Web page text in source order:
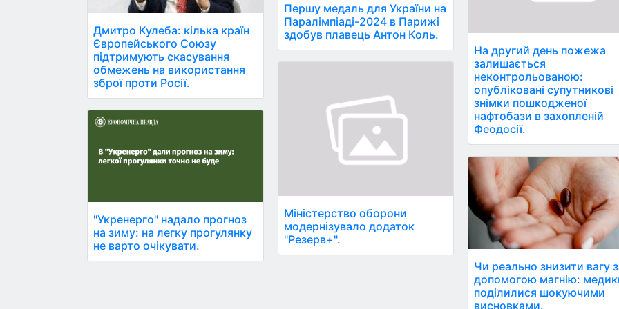
Дмитро Кулеба: кілька країн
Європейського Союзу
підтримують скасування
обмежень на використання
зброї проти Росії.
"Укренерго" надало прогноз
на зиму: на легку прогулянку
не варто очікувати.
Першу медаль для України на
Паралімпіаді-2024 в Парижі
здобув плавець Антон Коль.
Міністерство оборони
модернізувало додаток
"Резерв+".
На другий день пожежа
залишається
неконтрольованою:
опубліковані супутникові
знімки пошкодженої
нафтобази в захопленій
Феодосії.
Чи реально знизити вагу
допомогою магнію:
поділилися шокуючими
висновками.